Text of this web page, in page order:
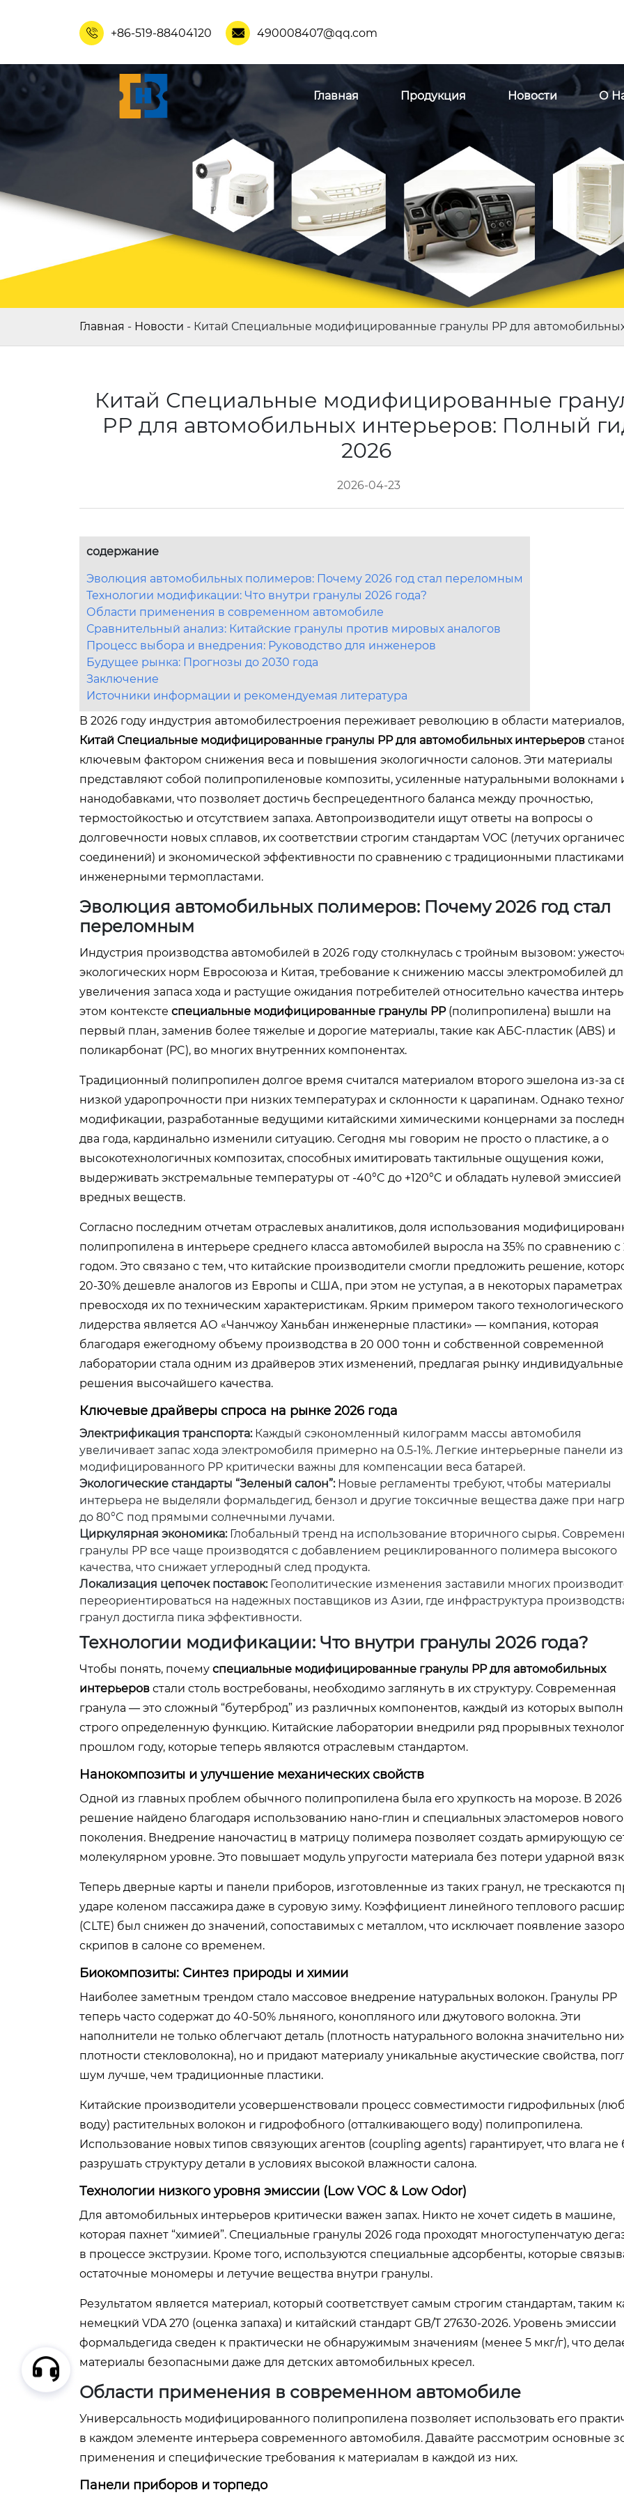
 +86-519-88404120  490008407@qq.com
Главная Продукция Новости О
Главная - Новости - Китай Специальные модифицированные гранулы PP для
Китай Специальные модифицированные
PP для автомобильных интерьеров: Полный
2026
2026-04-23
содержание
Эволюция автомобильных полимеров: Почему 2026 год стал переломным
Технологии модификации: Что внутри гранулы 2026 года?
Области применения в современном автомобиле
Сравнительный анализ: Китайские гранулы против мировых аналогов
Процесс выбора и внедрения: Руководство для инженеров
Будущее рынка: Прогнозы до 2030 года
Заключение
Источники информации и рекомендуемая литература
В 2026 году индустрия автомобилестроения переживает революцию в области материалов,
Китай Специальные модифицированные гранулы PP для автомобильных интерьеров
ключевым фактором снижения веса и повышения экологичности салонов. Эти материалы
представляют собой полипропиленовые композиты, усиленные натуральными волокнами
нанодобавками, что позволяет достичь беспрецедентного баланса между прочностью,
термостойкостью и отсутствием запаха. Автопроизводители ищут ответы на вопросы о
долговечности новых сплавов, их соответствии строгим стандартам VOC (летучих
соединений) и экономической эффективности по сравнению с традиционными
инженерными термопластами.
Эволюция автомобильных полимеров: Почему 2026 год стал
переломным
Индустрия производства автомобилей в 2026 году столкнулась с тройным вызовом:
экологических норм Евросоюза и Китая, требование к снижению массы электромобилей
увеличения запаса хода и растущие ожидания потребителей относительно качества
этом контексте специальные модифицированные гранулы PP(полипропилена) вышли на
первый план, заменив более тяжелые и дорогие материалы, такие как АБС-пластик (ABS) и
поликарбонат (PC), во многих внутренних компонентах.
Традиционный полипропилен долгое время считался материалом второго эшелона из-за
низкой ударопрочности при низких температурах и склонности к царапинам. Однако
модификации, разработанные ведущими китайскими химическими концернами за
два года, кардинально изменили ситуацию. Сегодня мы говорим не просто о пластике, а о
высокотехнологичных композитах, способных имитировать тактильные ощущения кожи,
выдерживать экстремальные температуры от -40°C до +120°C и обладать нулевой эмиссией
вредных веществ.
Согласно последним отчетам отраслевых аналитиков, доля использования
полипропилена в интерьере среднего класса автомобилей выросла на 35% по сравнению с
годом. Это связано с тем, что китайские производители смогли предложить решение,
20-30% дешевле аналогов из Европы и США, при этом не уступая, а в некоторых параметрах
превосходя их по техническим характеристикам. Ярким примером такого технологического
лидерства является АО «Чанчжоу Ханьбан инженерные пластики» — компания, которая
благодаря ежегодному объему производства в 20 000 тонн и собственной современной
лаборатории стала одним из драйверов этих изменений, предлагая рынку индивидуальные
решения высочайшего качества.
Ключевые драйверы спроса на рынке 2026 года
Электрификация транспорта:Каждый сэкономленный килограмм массы автомобиля
увеличивает запас хода электромобиля примерно на 0.5-1%. Легкие интерьерные панели из
модифицированного PP критически важны для компенсации веса батарей.
Экологические стандарты “Зеленый салон”:Новые регламенты требуют, чтобы материалы
интерьера не выделяли формальдегид, бензол и другие токсичные вещества даже при
до 80°C под прямыми солнечными лучами.
Циркулярная экономика:Глобальный тренд на использование вторичного сырья.
гранулы PP все чаще производятся с добавлением рециклированного полимера высокого
качества, что снижает углеродный след продукта.
Локализация цепочек поставок:Геополитические изменения заставили многих
переориентироваться на надежных поставщиков из Азии, где инфраструктура
гранул достигла пика эффективности.
Технологии модификации: Что внутри гранулы 2026 года?
Чтобы понять, почему специальные модифицированные гранулы PP для автомобильных
интерьеров стали столь востребованы, необходимо заглянуть в их структуру. Современная
гранула — это сложный “бутерброд” из различных компонентов, каждый из которых
строго определенную функцию. Китайские лаборатории внедрили ряд прорывных
прошлом году, которые теперь являются отраслевым стандартом.
Нанокомпозиты и улучшение механических свойств
Одной из главных проблем обычного полипропилена была его хрупкость на морозе. В 2026
решение найдено благодаря использованию нано-глин и специальных эластомеров нового
поколения. Внедрение наночастиц в матрицу полимера позволяет создать армирующую
молекулярном уровне. Это повышает модуль упругости материала без потери ударной
Теперь дверные карты и панели приборов, изготовленные из таких гранул, не трескаются
ударе коленом пассажира даже в суровую зиму. Коэффициент линейного теплового
(CLTE) был снижен до значений, сопоставимых с металлом, что исключает появление
скрипов в салоне со временем.
Биокомпозиты: Синтез природы и химии
Наиболее заметным трендом стало массовое внедрение натуральных волокон. Гранулы PP
теперь часто содержат до 40-50% льняного, конопляного или джутового волокна. Эти
наполнители не только облегчают деталь (плотность натурального волокна значительно
плотности стекловолокна), но и придают материалу уникальные акустические свойства,
шум лучше, чем традиционные пластики.
Китайские производители усовершенствовали процесс совместимости гидрофильных
воду) растительных волокон и гидрофобного (отталкивающего воду) полипропилена.
Использование новых типов связующих агентов (coupling agents) гарантирует, что влага не
разрушать структуру детали в условиях высокой влажности салона.
Технологии низкого уровня эмиссии (Low VOC & Low Odor)
Для автомобильных интерьеров критически важен запах. Никто не хочет сидеть в машине,
которая пахнет “химией”. Специальные гранулы 2026 года проходят многоступенчатую
в процессе экструзии. Кроме того, используются специальные адсорбенты, которые
остаточные мономеры и летучие вещества внутри гранулы.
Результатом является материал, который соответствует самым строгим стандартам, таким
немецкий VDA 270 (оценка запаха) и китайский стандарт GB/T 27630-2026. Уровень эмиссии
формальдегида сведен к практически не обнаружимым значениям (менее 5 мкг/г), что
материалы безопасными даже для детских автомобильных кресел.
Области применения в современном автомобиле
Универсальность модифицированного полипропилена позволяет использовать его
в каждом элементе интерьера современного автомобиля. Давайте рассмотрим основные
применения и специфические требования к материалам в каждой из них.
Панели приборов и торпедо